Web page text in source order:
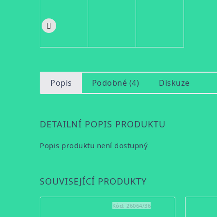
Popis Podobné (4) Diskuze
DETAILNÍ POPIS PRODUKTU
Popis produktu není dostupný
SOUVISEJÍCÍ PRODUKTY
Kód: 26064/36